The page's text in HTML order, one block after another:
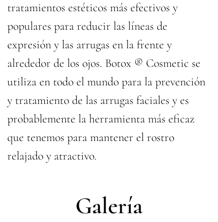
tratamientos estéticos más efectivos y
populares para reducir las líneas de
expresión y las arrugas en la frente y
alrededor de los ojos. Botox ® Cosmetic se
utiliza en todo el mundo para la prevención
y tratamiento de las arrugas faciales y es
probablemente la herramienta más eficaz
que tenemos para mantener el rostro
relajado y atractivo.
Galería